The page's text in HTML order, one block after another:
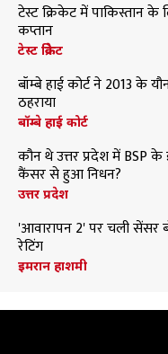
टेस्ट क्रिकेट में पाकिस्तान
कप्तान
टेस्ट क्रिकेट
बॉम्बे हाई कोर्ट ने 2013 के
ठहराया
बॉम्बे हाई कोर्ट
कौन थे उत्तर प्रदेश में BSP
कैंसर से हुआ निधन?
उत्तर प्रदेश
'आवारापन 2' पर चली सेंसर
रेटिंग
इमरान हाशमी